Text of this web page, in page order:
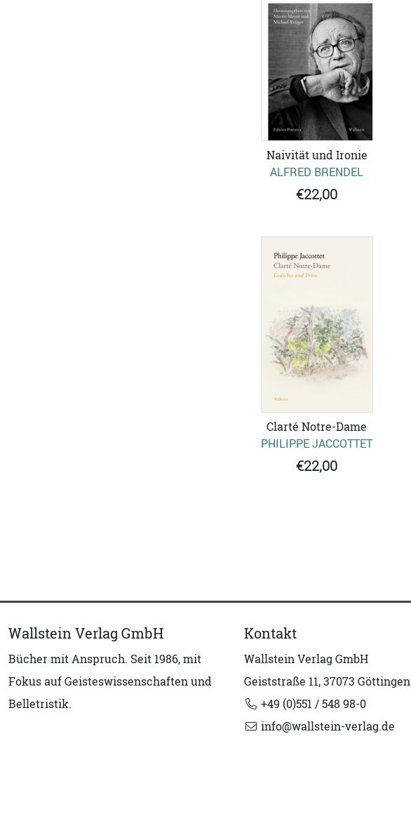
Naivität und Ironie
ALFRED BRENDEL
€22,00
Clarté Notre-Dame
PHILIPPE JACCOTTET
€22,00
Wallstein Verlag GmbH
Bücher mit Anspruch. Seit 1986, mit
Fokus auf Geisteswissenschaften und
Belletristik.
Kontakt
Wallstein Verlag GmbH
Geiststraße 11, 37073 Göttingen
+49 (0)551 / 548 98-0
info@wallstein-verlag.de